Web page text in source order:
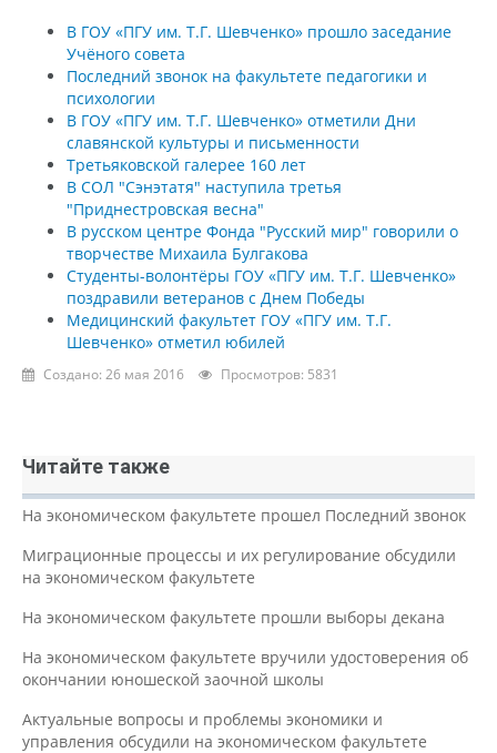
В ГОУ «ПГУ им. Т.Г. Шевченко» прошло заседание
Учёного совета
Последний звонок на факультете педагогики и
психологии
В ГОУ «ПГУ им. Т.Г. Шевченко» отметили Дни
славянской культуры и письменности
Третьяковской галерее 160 лет
В СОЛ "Сэнэтатя" наступила третья
"Приднестровская весна"
В русском центре Фонда "Русский мир" говорили о
творчестве Михаила Булгакова
Студенты-волонтёры ГОУ «ПГУ им. Т.Г. Шевченко»
поздравили ветеранов с Днем Победы
Медицинский факультет ГОУ «ПГУ им. Т.Г.
Шевченко» отметил юбилей
Создано: 26 мая 2016 Просмотров: 5831
Читайте также
На экономическом факультете прошел Последний звонок
Миграционные процессы и их регулирование обсудили
на экономическом факультете
На экономическом факультете прошли выборы декана
На экономическом факультете вручили удостоверения об
окончании юношеской заочной школы
Актуальные вопросы и проблемы экономики и
управления обсудили на экономическом факультете